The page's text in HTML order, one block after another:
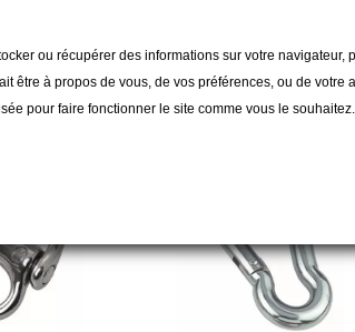
ou récupérer des informations sur votre navigateur,
être à propos de vous, de vos préférences, ou de votre
pour faire fonctionner le site comme vous le souhaitez.